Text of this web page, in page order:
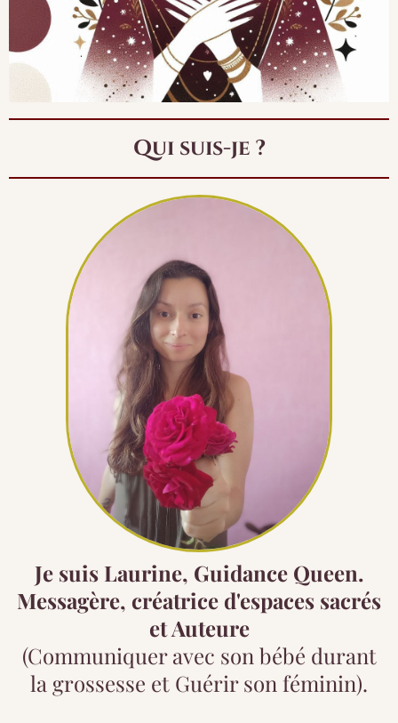
Qui suis-je ?
Je suis Laurine, Guidance Queen.
Messagère, créatrice d'espaces sacrés
et Auteure
(Communiquer avec son bébé durant
la grossesse et Guérir son féminin).